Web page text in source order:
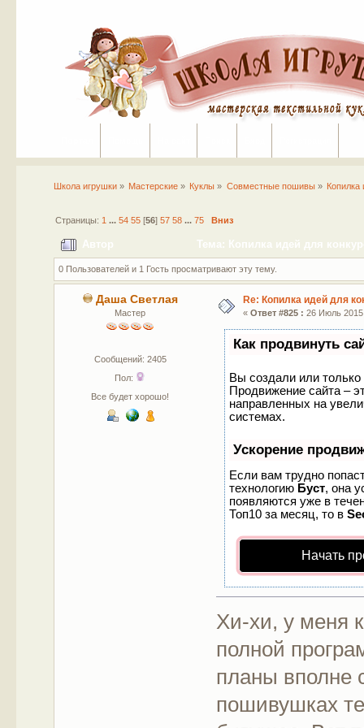
Школа игрушки» Мастерские » Куклы » Совместные пошивы»
Страницы: 1 ... 54 55[56] 57 58 ... 75 Вниз
Автор Тема: Копилка идей для
0 Пользователей и 1 Гость просматривают эту тему.
Даша Светлая
Мастер
Сообщений: 2405
Пол:
Все будет хорошо!
Re: Копилка идей для
« Ответ #825 : 26 Июль
Как продвинуть
Вы создали или только
Продвижение сайта –
направленных на
системах.
Ускорение
Если вам трудно
технологию Буст, она
появляются уже в
Топ10 за месяц, то в
Начать
Хи-хи, у меня
полной
планы вполне
пошивушках